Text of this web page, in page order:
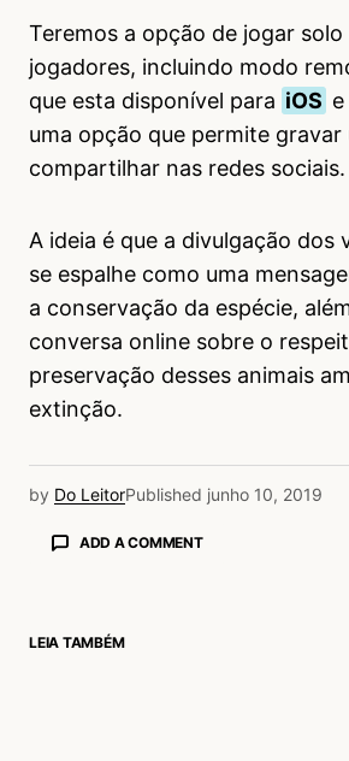
Teremos a opção de jogar
jogadores, incluindo modo
que esta disponível para iOS e
uma opção que permite gravar
compartilhar nas redes sociais.
A ideia é que a divulgação dos
se espalhe como uma
a conservação da espécie,
conversa online sobre o
preservação desses animais
extinção.
by Do LeitorPublished junho 10, 2019
ADD A COMMENT
LEIA TAMBÉM